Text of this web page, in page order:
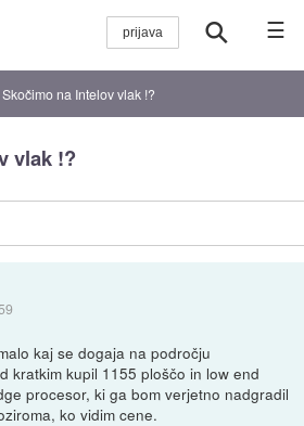
☰
Skočimo na Intelov vlak !?
vlak !?
kaj se dogaja na področju
kratkim kupil 1155 ploščo in low end
procesor, ki ga bom verjetno nadgradil
ko vidim cene.